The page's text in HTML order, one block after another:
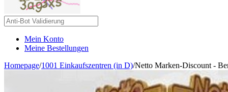
Mein Konto
Meine Bestellungen
Homepage/1001 Einkaufszentren (in D)/Netto Marken-Discount -